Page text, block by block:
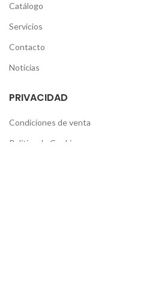
Catálogo
Servicios
Contacto
Noticias
PRIVACIDAD
Condiciones de venta
Política de Cookies